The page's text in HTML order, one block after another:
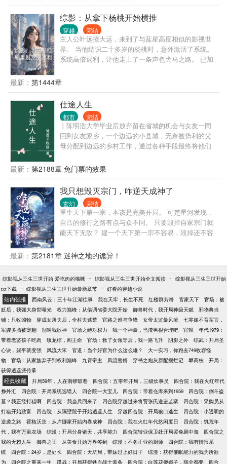
介无能，请看正文√ 注：并非全是爱情故事，架空文
学，喜欢咱就看，不喜欢就退，小可爱们手下留情呀~
综影：从拿下杨桃开始横推
穿越 完结
主人公叶远撞大运，来到了与蓝星高度相似的影视世
界。 当他结识二十多岁的杨桃时，意外激活了系统。
系统高倍返利，让他走上了一条声色犬马之路。 已加
最新： 第1444章
仕途人生
都市 完结
丨陈明浩大学毕业后放弃留在省城的机会与女友一同
回到女友家乡，一个边远的小县城，无奈被势利的父
母分配到边远的乡村工作，通过各种手段最终将他们
在背景的支持和自己的努力之下，一路披荆斩棘，仕
途高歌，做到了封疆大吏，实现了他仕途之初许下
的“当官不为民做主，不如回家卖红薯”的初心誓言。
最新： 第2188章 免门票的效果
我只想毁灭宗门，咋逆天成神了
玄幻 完结
重生天下第一宗，本该是完美开局。 可楚星河发现，
自己的修行之路有点与众不同。 只要毁掉自家宗门就
能天下无敌？ 建一个天下第一宗不容易，毁掉还不容
思，可每一次结果都让宗门变得更强是几个意思？ 无
数年后，武道最巅峰，楚星河看着在自己的“努力”下无
路所向披靡走到今日。 楚星河：“我要说我只想毁掉自
家宗门你们信吗？” 众人拜服，不破不立，果然昊天帝
君的想法不是我们凡人可以参透的。
最新： 第2181章 迷神之地的诡异！
综影视从三生三世开始 爱吃肉的喵咪 - 综影视从三生三世开始全文阅读 - 综影视从三生三世开始
txt下载 - 综影视从三生三世开始最新章节 - 好看的穿越小说
站内强推 西南风云：三十年江湖往事 我在天牢，长生不死 红楼群芳谱 官家天下
官场：被
贬后，我强大身世曝光
权力巅峰：从借调省委大院开始 御兽时代，我开局神级天赋
邪物典当
铺：只收凶物
穿成女屠夫后，全村去逃荒 官路之谁与争锋 女帝太监最风流
七零嫁不育军官，
军嫂多胎被宠翻
别叫我歌神 官场之绝对权力 我一个神豪，当渣男很合理吧 官狱
年代1979：
带着老婆孩子吃肉
镇龙棺，阎王命 官场：救了女领导后，我一路飞升 阴影之外
综武：开局圣
心诀，躺平就变强
风流大宋 官道：当个好官为什么这么难？
大一实习，你跑去749收容怪
物
官场：从家族弃子到权利巅峰 九霄帝主 风流赘婿 穿书之炮灰原配摆烂记 攀高枝
开局：
获得逍遥派传承
经典收藏 开局59年，人在南锣鼓巷 四合院：五零年开局，三级炊事员
四合院：我在火红年代
挣外汇
四合院：开局系统选错人 四合院一大宝儿 四合院：带着仓库来到1959
四合院：倒斗盗
墓？我正经打猎啊
四合院：我当兵回来了 四合院穿越过来将贾张氏送进监狱
四合院：采购员从
打猎开始致富
四合院：从隔壁院子开始逍遥人生 穿越四合院：开局狼口逃生
四合院：小透明的
逆袭之路
霍格沃茨：从卢娜家开始内卷成神 四合院：我在火红年代悠闲度日
四合院：饥荒年
代，我有万亩农场
综漫：开局分身诸天，共享能力 四合院转业保卫处开局罢免易中海
四合院之
我的无赖人生
御兽之王 从美食开始万界签到 综漫：不务正业的厨师
四合院：我有情报系
统
四合院：24岁，是处长 四合院：天坑局，带妹过上好日子
综漫：获得催眠能力的我为所欲
为
四合院之重来一生 谍战：开局获得铁血战士装备 四合院：白莲花傻娥子，我全都要 四合